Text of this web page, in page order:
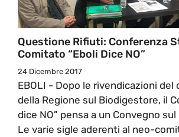
Questione Rifiuti: Conferenza
Comitato “Eboli Dice NO”
24 Dicembre 2017
EBOLI - Dopo le rivendicazioni
della Regione sul Biodigestore, il
dice NO” pensa a un Convegno
Le varie sigle aderenti al neo-